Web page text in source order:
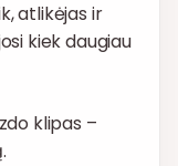
atlikėjas ir
kiek daugiau
klipas –